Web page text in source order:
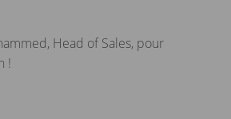
Head of Sales, pour
!